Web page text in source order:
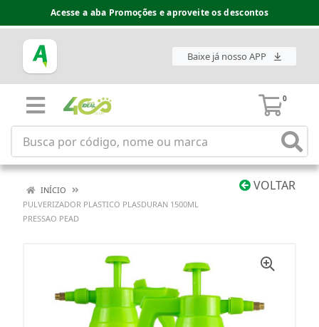
Acesse a aba Promoções e aproveite os descontos
Baixe já nosso APP
0
VOLTAR
INÍCIO
PULVERIZADOR PLASTICO PLASDURAN 1500ML
PRESSAO PEAD